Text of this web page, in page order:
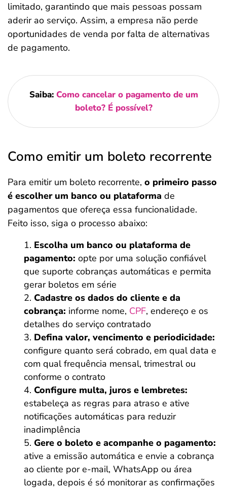
limitado, garantindo que mais pessoas possam
aderir ao serviço. Assim, a empresa não perde
oportunidades de venda por falta de alternativas
de pagamento.
Saiba: Como cancelar o pagamento de um
boleto? É possível?
Como emitir um boleto recorrente
Para emitir um boleto recorrente, o primeiro passo
é escolher um banco ou plataforma de
pagamentos que ofereça essa funcionalidade.
Feito isso, siga o processo abaixo:
Escolha um banco ou plataforma de
pagamento: opte por uma solução confiável
que suporte cobranças automáticas e permita
gerar boletos em série
Cadastre os dados do cliente e da
cobrança: informe nome, CPF, endereço e os
detalhes do serviço contratado
Defina valor, vencimento e periodicidade:
configure quanto será cobrado, em qual data e
com qual frequência mensal, trimestral ou
conforme o contrato
Configure multa, juros e lembretes:
estabeleça as regras para atraso e ative
notificações automáticas para reduzir
inadimplência
Gere o boleto e acompanhe o pagamento:
ative a emissão automática e envie a cobrança
ao cliente por e-mail, WhatsApp ou área
logada, depois é só monitorar as confirmações